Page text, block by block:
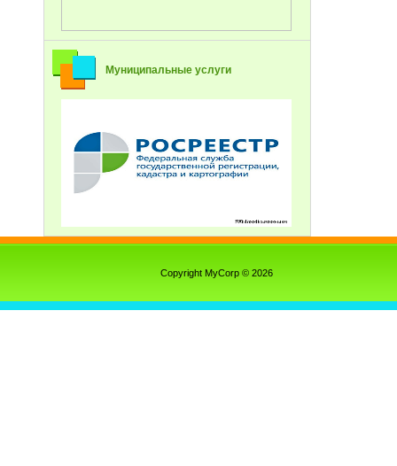
Муниципальные услуги
Copyright MyCorp © 2026